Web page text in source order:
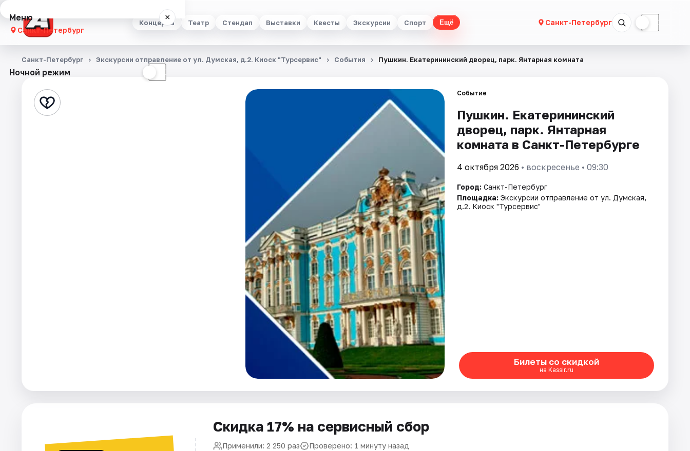
Концерты Театр Стендап Выставки Квесты Экскурсии Спорт Ещё Санкт-Петербург ☾
Меню ×
Санкт-Петербург
Концерты
Стендап
Ночной режим ☾
Санкт-Петербург Экскурсии отправление от ул. Думская, д.2. Киоск "Турсервис" События Пушкин. Екатерининский дворец, парк. Янтарная комната
Событие
Пушкин. Екатерининский
дворец, парк. Янтарная
комната в Санкт-Петербурге
4 октября 2026 • воскресенье • 09:30
Город: Санкт-Петербург
Площадка: Экскурсии отправление от ул. Думская,
д.2. Киоск "Турсервис"
Билеты со скидкой
на Kassir.ru
Скидка 17% на сервисный сбор
Применили: 2 250 раз Проверено: 1 минуту назад